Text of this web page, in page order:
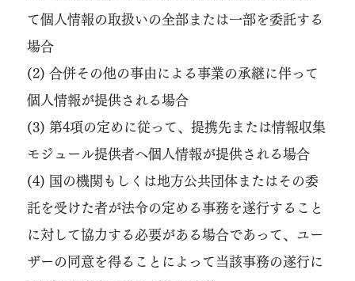
て個人情報の取扱いの全部または一部を委託する
場合
(2) 合併その他の事由による事業の承継に伴って
個人情報が提供される場合
(3) 第4項の定めに従って、提携先または情報収集
モジュール提供者へ個人情報が提供される場合
(4) 国の機関もしくは地方公共団体またはその委
託を受けた者が法令の定める事務を遂行すること
に対して協力する必要がある場合であって、ユー
ザーの同意を得ることによって当該事務の遂行に